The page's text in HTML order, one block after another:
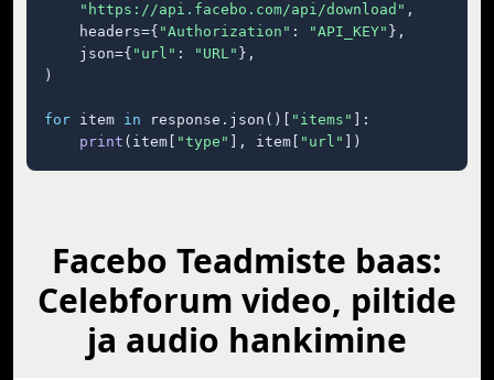
"https://api.facebo.com/api/download" ,
    headers={
"Authorization" : "API_KEY" },
    json={
"url" : "URL" },
)
for item in response.json()[ "items"
]:
print (item[ "type" ], item[ "url" ])
Facebo Teadmiste baas:
Celebforum video, piltide
ja audio hankimine